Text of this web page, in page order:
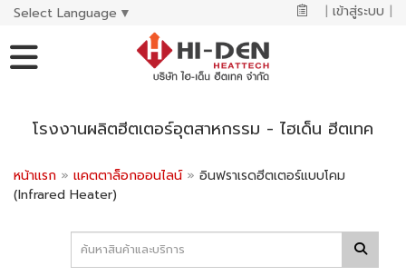
Select Language ▼ | เข้าสู่ระบบ |
โรงงานผลิตฮีตเตอร์อุตสาหกรรม - ไฮเด็น ฮีตเทค
หน้าแรก » แคตตาล็อกออนไลน์ » อินฟราเรดฮีตเตอร์แบบโคม
(Infrared Heater)